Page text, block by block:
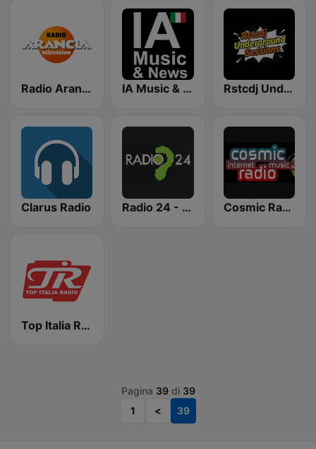
Radio Arancia IA Music & News - Italiano Rstcdj Underground Sessions
Clarus Radio Radio 24 - Strade in diretta Cosmic Radio
Top Italia Radio
Pagina 39di 39
1
< 39